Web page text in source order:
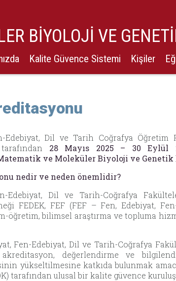
BİYOLOJİ VE
Kalite Güvence Sistemi Kişiler
Edebiyat, Dil ve Tarih Coğrafya Öğretim
28 Mayıs 2025 – 30 Eylül
ve Moleküler Biyoloji ve Genetik
nedir ve neden önemlidir?
Edebiyat, Dil ve Tarih-Coğrafya
FEDEK, FEF (FEF – Fen, Edebiyat,
öğretim, bilimsel araştırma ve topluma
Fen-Edebiyat, Dil ve Tarih-Coğrafya
değerlendirme ve
yükseltilmesine katkıda bulunmak
tarafından ulusal bir kalite güvence